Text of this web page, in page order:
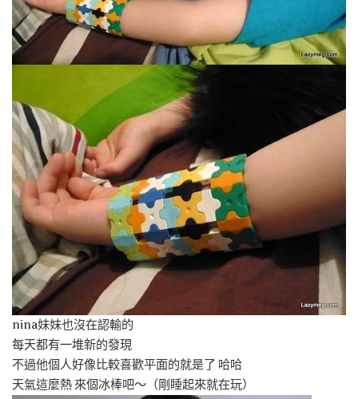
nina妹妹也沒在認輸的
每天都有一堆新的發現
不過他個人好像比較喜歡平面的就是了 哈哈
天氣這麼熱 來個冰棒吧～（剛睡起來就在玩）